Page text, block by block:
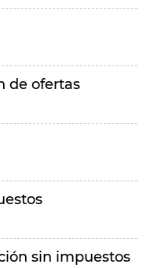
de ofertas
sin impuestos